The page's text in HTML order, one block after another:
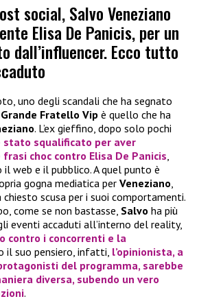
social, Salvo Veneziano
Elisa De Panicis, per un
dall’influencer. Ecco tutto
uno degli scandali che ha segnato
Grande Fratello Vip è quello che ha
. L’ex gieffino, dopo solo pochi
stato squalificato per aver
choc contro Elisa De Panicis,
web e il pubblico. A quel punto è
gogna mediatica per Veneziano,
scusa per i suoi comportamenti.
come se non bastasse, Salvo ha più
eventi accaduti all’interno del reality,
contro i concorrenti e la
il suo pensiero, infatti, l’opinionista, a
del programma, sarebbe
diversa, subendo un vero
.